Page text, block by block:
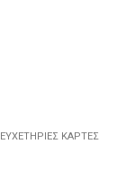
ΕΥΧΕΤΗΡΙΕΣ ΚΑΡΤΕΣ